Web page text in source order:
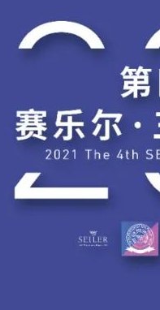
精彩回顾|第六届“言子
年钢琴大赛（太原赛区